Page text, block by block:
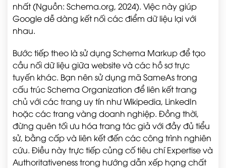
nhất (Nguồn: Schema.org, 2024). Việc này giúp
Google dễ dàng kết nối các điểm dữ liệu lại với
nhau.
Bước tiếp theo là sử dụng Schema Markup để tạo
cầu nối dữ liệu giữa website và các hồ sơ trực
tuyến khác. Bạn nên sử dụng mã SameAs trong
cấu trúc Schema Organization để liên kết trang
chủ với các trang uy tín như Wikipedia, LinkedIn
hoặc các trang vàng doanh nghiệp. Đồng thời,
đừng quên tối ưu hóa trang tác giả với đầy đủ tiểu
sử, bằng cấp và liên kết đến các công trình nghiên
cứu. Điều này trực tiếp củng cố tiêu chí Expertise và
Authoritativeness trong hướng dẫn xếp hạng chất